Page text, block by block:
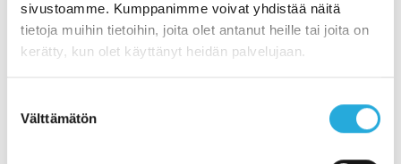
sivustoamme. Kumppanimme voivat yhdistää näitä
tietoja muihin tietoihin, joita olet antanut heille tai joita on
kerätty, kun olet käyttänyt heidän palvelujaan.
valinta
Välttämätön
Huippuasiantuntijuus on yhdistelmä
dataa, yhteistyötä ja erityisosaamista
Perttu Puttoselle merkityksellisyys tulee turvallisuuden
syntyy yhteistyössä, yhdistäen hyvinvoinnin, oikean